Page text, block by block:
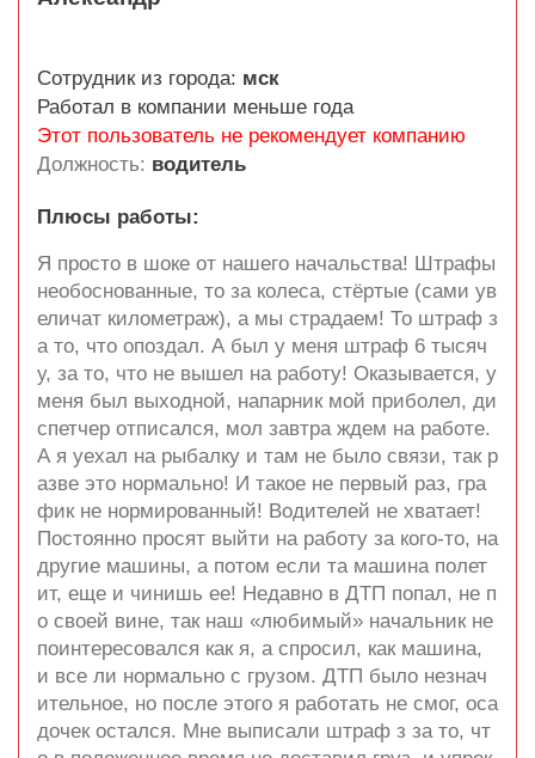
Сотрудник из города: мск
Работал в компании меньше года
Этот пользователь не рекомендует компанию
Должность: водитель
Плюсы работы:
Я просто в шоке от нашего начальства! Штрафы
необоснованные, то за колеса, стёртые (сами ув
еличат километраж), а мы страдаем! То штраф з
а то, что опоздал. А был у меня штраф 6 тысяч
у, за то, что не вышел на работу! Оказывается, у
меня был выходной, напарник мой приболел, ди
спетчер отписался, мол завтра ждем на работе.
А я уехал на рыбалку и там не было связи, так р
азве это нормально! И такое не первый раз, гра
фик не нормированный! Водителей не хватает!
Постоянно просят выйти на работу за кого-то, на
другие машины, а потом если та машина полет
ит, еще и чинишь ее! Недавно в ДТП попал, не п
о своей вине, так наш «любимый» начальник не
поинтересовался как я, а спросил, как машина,
и все ли нормально с грузом. ДТП было незнач
ительное, но после этого я работать не смог, оса
дочек остался. Мне выписали штраф з за то, чт